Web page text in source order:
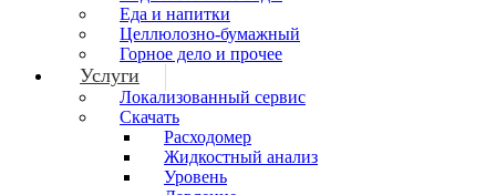
Еда и напитки
Целлюлозно-бумажный
Горное дело и прочее
Услуги
Локализованный сервис
Скачать
Расходомер
Жидкостный анализ
Уровень